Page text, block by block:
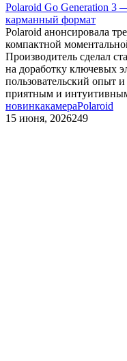
Polaroid Go Generation 3
карманный формат
Polaroid анонсировала
компактной
Производитель сделал
на доработку ключевых
пользовательский опыт
приятным и
новинкакамераPolaroid
15 июня, 2026249